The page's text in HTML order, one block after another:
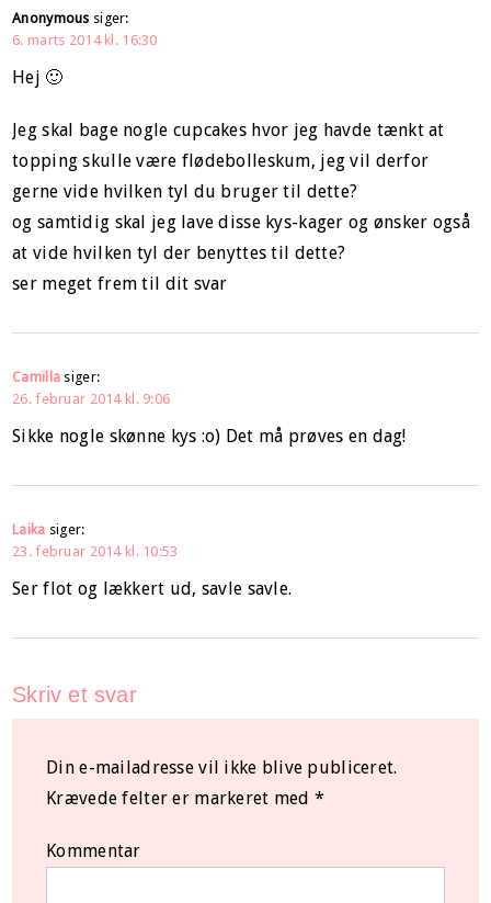
Anonymous siger:
6. marts 2014 kl. 16:30
Hej 🙂
Jeg skal bage nogle cupcakes hvor jeg havde tænkt at
topping skulle være flødebolleskum, jeg vil derfor
gerne vide hvilken tyl du bruger til dette?
og samtidig skal jeg lave disse kys-kager og ønsker også
at vide hvilken tyl der benyttes til dette?
ser meget frem til dit svar
Camilla siger:
26. februar 2014 kl. 9:06
Sikke nogle skønne kys :o) Det må prøves en dag!
Laika siger:
23. februar 2014 kl. 10:53
Ser flot og lækkert ud, savle savle.
Skriv et svar
Din e-mailadresse vil ikke blive publiceret.
Krævede felter er markeret med *
Kommentar